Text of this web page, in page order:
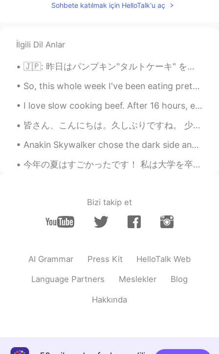
Sohbete katılmak için HelloTalk'u aç
İlgili Dil Anlar
🇯🇵: 昨日はパンプキン"タルトケーキ" を手作りました！自分のレシピです！ 最近は同僚から新しいノートをもらったの中に新しいレシピを書きのが決めた！このレシピはめっちゃ楽しかったです！ 沢山の...
So, this whole week I've been eating pretty much the same meals. For breakfast I eat a banana and...
I love slow cooking beef. After 16 hours, everything was just so tender 😍 I'm going to buy a slo...
皆さん、こんにちは。久しぶりですね。 少し前に、うちの猫が天井を見つめていたことに気がつきました。そこで、私も見上げて、天井に乗っていたかなり大きなゲジゲジがいたことを見ました。ゲジゲジが本当...
Anakin Skywalker chose the dark side and joined the emperor because he thought he could save his ...
今年の夏はすごかったです！ 私は大学を卒業し、婚約し、高校生を助けるために志願しました。 来週、私は新しい大学に入学します。 緊張していますが興奮しています。 この夏を終わらせたくない。 ...
Bizi takip et
AI Grammar Press Kit HelloTalk Web
Language Partners Meslekler Blog
Hakkında